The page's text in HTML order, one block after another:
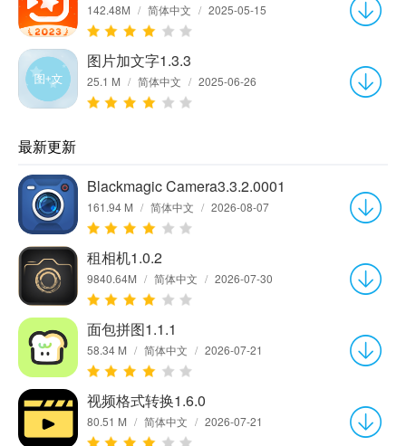
142.48M / 简体中文 / 2025-05-15
图片加文字1.3.3
25.1 M / 简体中文 / 2025-06-26
最新更新
Blackmagic Camera3.3.2.0001
161.94 M / 简体中文 / 2026-08-07
租相机1.0.2
9840.64M / 简体中文 / 2026-07-30
面包拼图1.1.1
58.34 M / 简体中文 / 2026-07-21
视频格式转换1.6.0
80.51 M / 简体中文 / 2026-07-21